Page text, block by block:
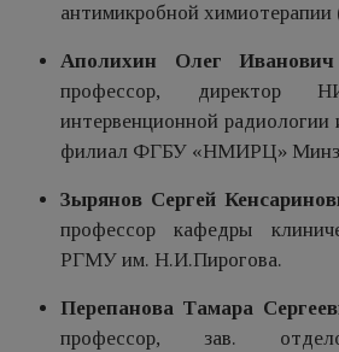
антимикробной
Аполихин Олег
профессор, директор
интервенционной
филиал ФГБУ «НМИРЦ»
Зырянов Сергей
профессор кафедры
РГМУ им. Н.И.Пирогова.
Перепанова Тамара
профессор, зав.